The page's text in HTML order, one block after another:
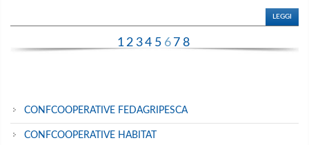
LEGGI
12 34 5 6 7 8
CONFCOOPERATIVE FEDAGRIPESCA
CONFCOOPERATIVE HABITAT